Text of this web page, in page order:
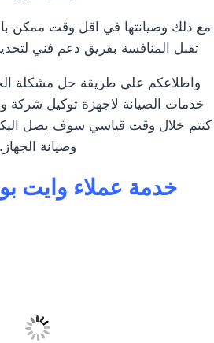
مع ذلك وصيانتها في اقل وقت ممكن
تقبل المنافسة بفريق دعم فني
واطلاعكم علي طريقة حل مشكلة
خدمات الصيانة لاجهزة توكيل شركة
كنتم خلال وقت قياسي سوف يصل
وصيانة الجهاز.
خدمة عملاء وايت